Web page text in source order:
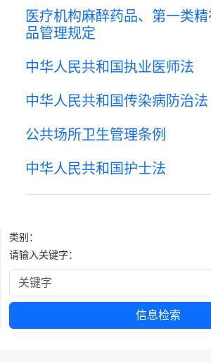
医疗机构麻醉药品、第一类精
品管理规定
中华人民共和国执业医师法
中华人民共和国传染病防治法
公共场所卫生管理条例
中华人民共和国护士法
类别：
请输入关键字：